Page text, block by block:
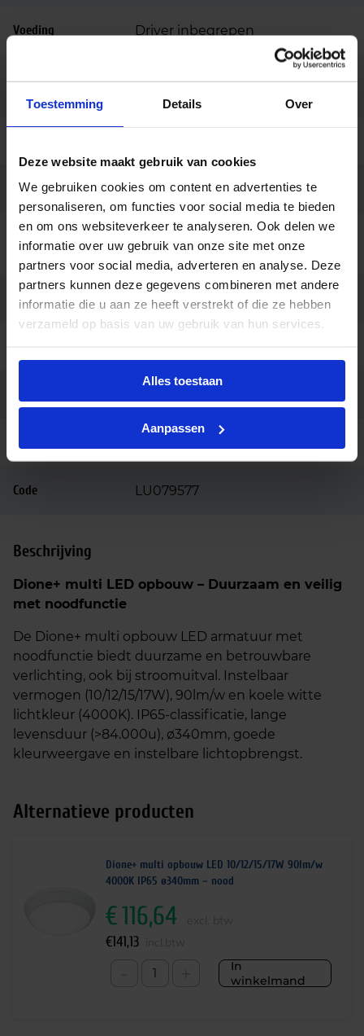
Toestemming Details Over
Deze website maakt gebruik van cookies
We gebruiken cookies om content en advertenties te
personaliseren, om functies voor social media te bieden
en om ons websiteverkeer te analyseren. Ook delen we
informatie over uw gebruik van onze site met onze
partners voor social media, adverteren en analyse. Deze
partners kunnen deze gegevens combineren met andere
informatie die u aan ze heeft verstrekt of die ze hebben
verzameld op basis van uw gebruik van hun services.
Alles toestaan
Aanpassen
Voeding Driver inbegrepen
Kleur consistentie
<3 SDCM
Diameter (mm) 340
ur
-20 tot +25
Kleur Wit
Code LU079577
Beschrijving
Dione+ multi LED opbouw – Duurzaam en veilig
met noodfunctie
De Dione+ multi opbouw LED armatuur met
noodfunctie biedt duurzame en betrouwbare
verlichting, ook bij stroomuitval. Instelbaar
vermogen (10/12/15/17W), 90lm/w en koele witte
lichtkleur (4000K). IP65-classificatie, lange
levensduur (>84.000u), ø340mm, goede
kleurweergave en instelbare lichtopbrengst.
Alternatieve producten
Dione+ multi opbouw LED 10/12/15/17W 90lm/w
4000K IP65 ø340mm – nood
In
winkelmand
€116,64
€141,13